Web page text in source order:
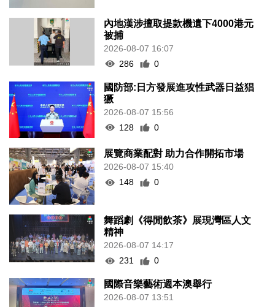
內地漢涉擅取提款機遺下4000港元
被捕
2026-08-07 16:07
286
0
國防部:日方發展進攻性武器日益猖
獗
2026-08-07 15:56
128
0
展覽商業配對 助力合作開拓市場
2026-08-07 15:40
148
0
舞蹈劇《得閒飲茶》展現灣區人文
精神
2026-08-07 14:17
231
0
國際音樂藝術週本澳舉行
2026-08-07 13:51